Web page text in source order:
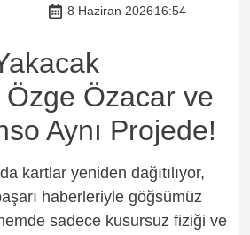
8 Haziran 202616:54
Özacar ve
Aynı Projede!
kartlar yeniden dağıtılıyor,
haberleriyle göğsümüz
sadece kusursuz fiziği ve